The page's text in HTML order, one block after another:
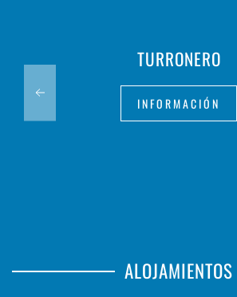
TURRONERO
INFORMACIÓN
ALOJAMIENTOS